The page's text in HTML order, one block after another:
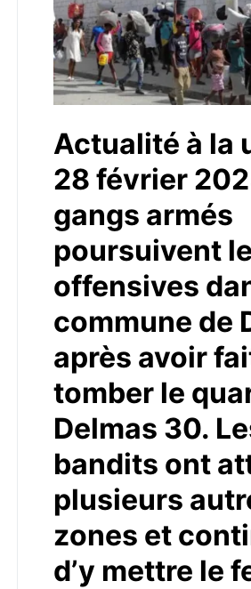
Actualité à la
28 février
gangs armés
poursuivent
offensives
commune de
après avoir
tomber le
Delmas 30.
bandits ont
plusieurs
zones et
d’y mettre le